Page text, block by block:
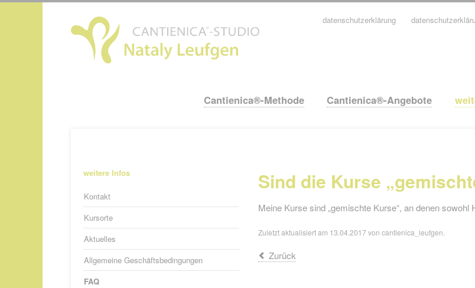
Navigation
Cantienica®-Methode Cantienica®-Angebote
überspringen
datenschutzerklärung
Sind die Kurse
Meine Kurse sind „gemischte Kurse“, an denen
Zuletzt aktualisiert am 13.04.2017 von cantienica_leufgen.
Zurück
Navigation
weitere Infos
Kontakt
Kursorte
Aktuelles
Allgemeine Geschäftsbedingungen
FAQ